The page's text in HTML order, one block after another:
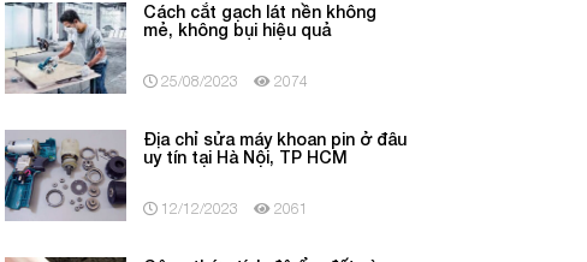
Cách cắt gạch lát nền không
mẻ, không bụi hiệu quả
25/08/2023 2074
Địa chỉ sửa máy khoan pin ở đâu
uy tín tại Hà Nội, TP HCM
12/12/2023 2061